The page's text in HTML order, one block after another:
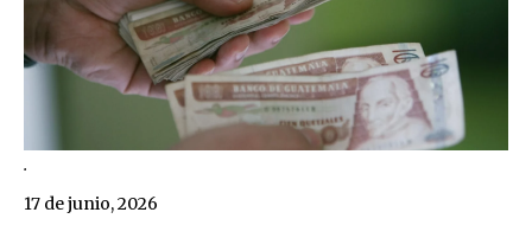
.
17 de junio, 2026